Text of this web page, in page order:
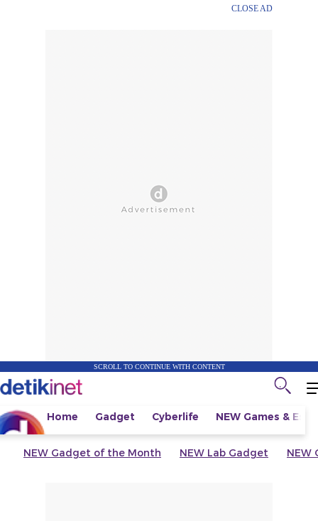
CLOSE AD
SCROLL TO CONTINUE WITH CONTENT
Home Gadget Cyberlife NEW Games &
NEW Gadget of the Month NEW Lab Gadget NEW